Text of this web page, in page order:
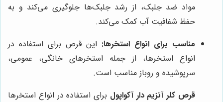
مواد ضد جلبک، از رشد جلبک‌ها جلوگیری می‌کند و به
حفظ شفافیت آب کمک می‌کند.
مناسب برای انواع استخرها: این قرص برای استفاده در
انواع استخرها، از جمله استخرهای خانگی، عمومی،
سرپوشیده و روباز مناسب است.
قرص کلر آنزیم دار آکواپول برای استفاده در انواع استخرها